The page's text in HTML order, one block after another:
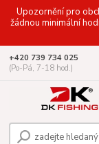
Upozornění pro
žádnou minimální
+420 739 734 025
(Po-Pá, 7-18 hod.)